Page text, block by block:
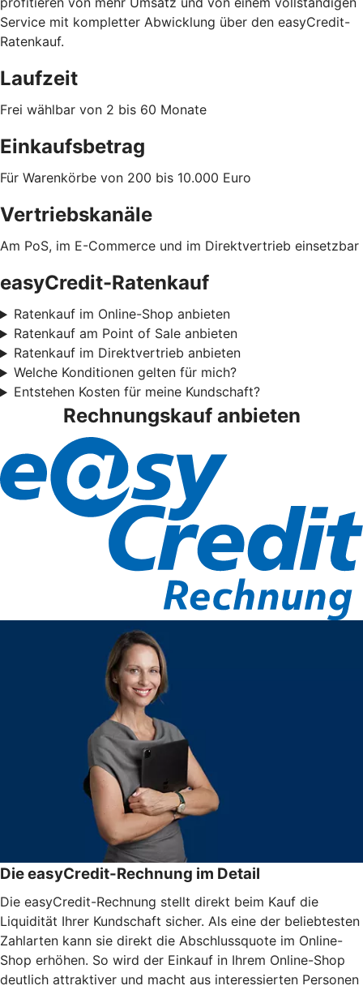
Service mit kompletter Abwicklung über den easyCredit-
Ratenkauf.
Laufzeit
Frei wählbar von 2 bis 60 Monate
Einkaufsbetrag
Für Warenkörbe von 200 bis 10.000 Euro
Vertriebskanäle
Am PoS, im E-Commerce und im Direktvertrieb einsetzbar
easyCredit-Ratenkauf
Ratenkauf im Online-Shop anbieten
Ratenkauf am Point of Sale anbieten
Ratenkauf im Direktvertrieb anbieten
Welche Konditionen gelten für mich?
Entstehen Kosten für meine Kundschaft?
Rechnungskauf anbieten
Die easyCredit-Rechnung im Detail
Die easyCredit-Rechnung stellt direkt beim Kauf die
Liquidität Ihrer Kundschaft sicher. Als eine der beliebtesten
Zahlarten kann sie direkt die Abschlussquote im Online-
Shop erhöhen. So wird der Einkauf in Ihrem Online-Shop
deutlich attraktiver und macht aus interessierten Personen